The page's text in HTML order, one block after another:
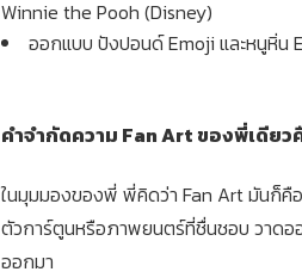
Winnie the Pooh (Disney)
ออกแบบ ปังปอนด์ Emoji และหนูหิ่น
คำจำกัดความ Fan Art ของพี่เดียว
ในมุมมองของพี่ พี่คิดว่า Fan Art มันก็คื
ตัวการ์ตูนหรือภาพยนตร์ที่ชื่นชอบ วาดอ
ออกมา